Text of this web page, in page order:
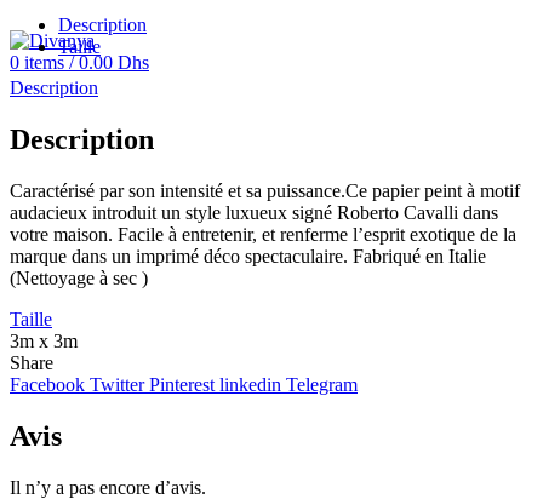
0 items / 0.00 Dhs
Description
Taille
Description
Description
Caractérisé par son intensité et sa puissance.Ce papier peint à motif
audacieux introduit un style luxueux signé Roberto Cavalli dans
votre maison. Facile à entretenir, et renferme l’esprit exotique de la
marque dans un imprimé déco spectaculaire. Fabriqué en Italie
(Nettoyage à sec )
Taille
3m x 3m
Share
Facebook Twitter Pinterest linkedin Telegram
Avis
Il n’y a pas encore d’avis.